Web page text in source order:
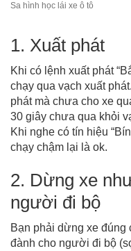
Sa hình học lái xe ô tô
1. Xuất phát
Khi có lệnh xuất phát
chạy qua vạch xuất
phát mà chưa cho xe
30 giây chưa qua khỏi
Khi nghe có tín hiệu
chạy chậm lại là ok.
2. Dừng xe
người đi bộ
Bạn phải dừng xe
đành cho người đi bộ